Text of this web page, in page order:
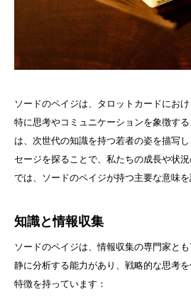
ソードのペイジは、タロットカードにおけ
特に思考やコミュニケーションを象徴す
は、次世代の知識を持つ若者の姿を描写
セージを探ることで、私たちの成長や状
では、ソードのペイジが持つ主要な意味を
知識と情報収集
ソードのペイジは、情報収集の専門家と
静に分析する能力があり、戦略的な思考
特徴を持っています：